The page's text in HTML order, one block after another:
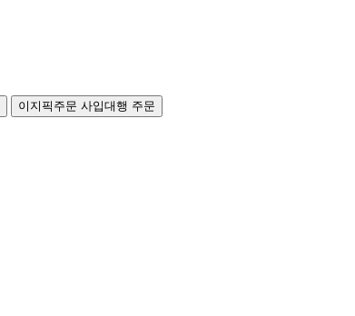
이지픽주문 사입대행 주문